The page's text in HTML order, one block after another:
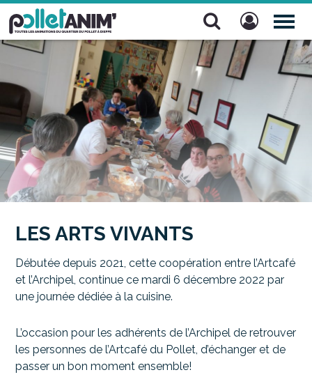
Pollet Anim'
LES ARTS VIVANTS
Débutée depuis 2021, cette coopération entre l’Artcafé
et l’Archipel, continue ce mardi 6 décembre 2022 par
une journée dédiée à la cuisine.
L’occasion pour les adhérents de l’Archipel de retrouver
les personnes de l’Artcafé du Pollet, d’échanger et de
passer un bon moment ensemble!